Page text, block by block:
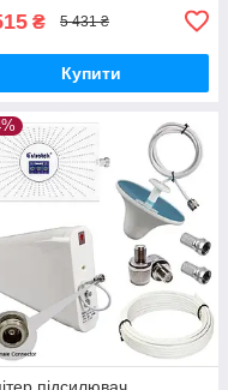
₴ 5 431 ₴
Купити